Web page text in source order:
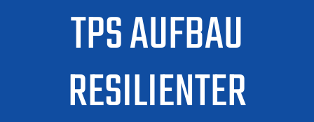
TPS AUFBAU
RESILIENTER